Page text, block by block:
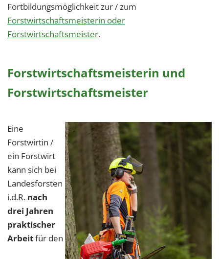
Fortbildungsmöglichkeit zur / zum
Forstwirtschaftsmeisterin oder
Forstwirtschaftsmeister.
Forstwirtschaftsmeisterin und
Forstwirtschaftsmeister
Eine
Forstwirtin /
ein Forstwirt
kann sich bei
Landesforsten
i.d.R. nach
drei Jahren
praktischer
Arbeitfür den